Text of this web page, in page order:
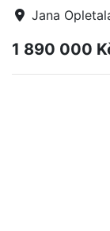
Jana
1 890 000